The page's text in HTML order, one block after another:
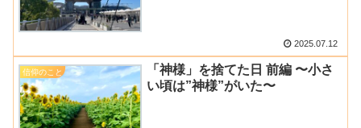
2025.07.12
信仰のこと
「神様」を捨てた日 前編 〜小さ
い頃は”神様”がいた〜